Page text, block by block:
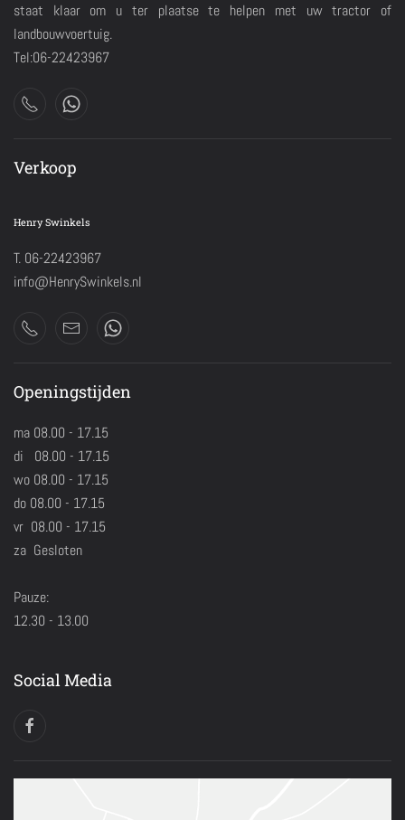
staat klaar om u ter plaatse te helpen met uw tractor of
landbouwvoertuig.
Tel:06-22423967
Verkoop
Henry Swinkels
T. 06-22423967
info@HenrySwinkels.nl
Openingstijden
ma 08.00 - 17.15
di 08.00 - 17.15
wo 08.00 - 17.15
do 08.00 - 17.15
vr 08.00 - 17.15
za Gesloten
Pauze:
12.30 - 13.00
Social Media